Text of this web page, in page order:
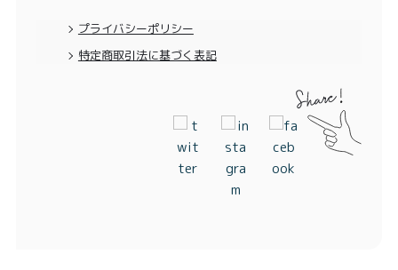
プライバシーポリシー
特定商取引法に基づく表記